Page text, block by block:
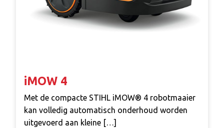
iMOW 4
Met de compacte STIHL iMOW® 4 robotmaaier
kan volledig automatisch onderhoud worden
uitgevoerd aan kleine […]